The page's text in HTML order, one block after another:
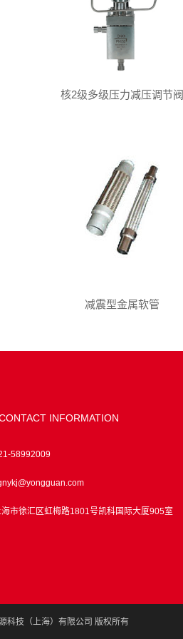
核2级多级压力减压调节阀
减震型金属软管
INFORMATION
58992009
市徐汇区虹梅路1801号凯科国际大厦905室
科技（上海）有限公司 版权所有